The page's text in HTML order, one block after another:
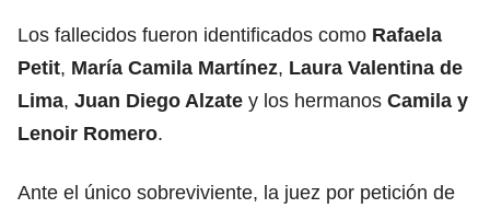
Los fallecidos fueron identificados como Rafaela
Petit, María Camila Martínez, Laura Valentina de
Lima, Juan Diego Alzate y los hermanos Camila y
Lenoir Romero.
Ante el único sobreviviente, la juez por petición de